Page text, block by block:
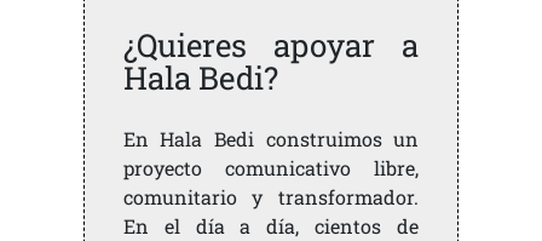
¿Quieres apoyar a
Hala Bedi?
En Hala Bedi construimos un
proyecto comunicativo libre,
comunitario y transformador.
En el día a día, cientos de